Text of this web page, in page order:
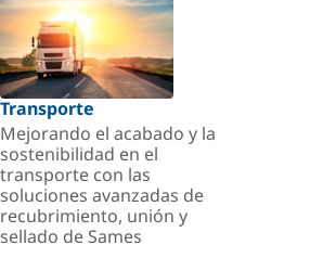
Transporte
Mejorando el acabado y la
sostenibilidad en el
transporte con las
soluciones avanzadas de
recubrimiento, unión y
sellado de Sames